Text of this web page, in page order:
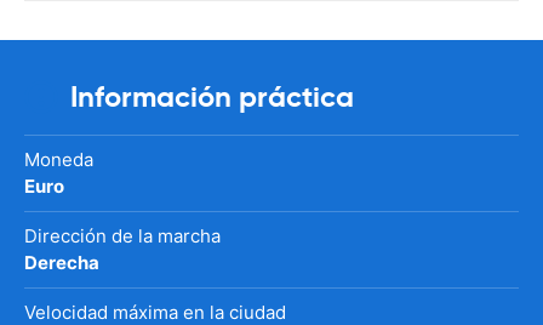
Información práctica
Moneda
Euro
Dirección de la marcha
Derecha
Velocidad máxima en la ciudad